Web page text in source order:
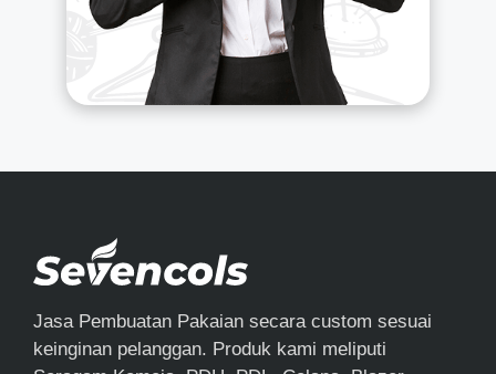
Jasa Pembuatan Pakaian secara custom sesuai
keinginan pelanggan. Produk kami meliputi